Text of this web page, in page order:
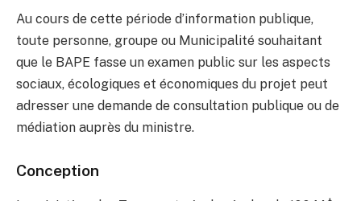
Au cours de cette période d’information publique,
toute personne, groupe ou Municipalité souhaitant
que le BAPE fasse un examen public sur les aspects
sociaux, écologiques et économiques du projet peut
adresser une demande de consultation publique ou de
médiation auprès du ministre.
Conception